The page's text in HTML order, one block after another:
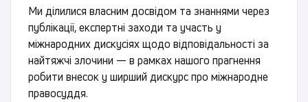
Ми ділилися власним досвідом та знаннями через
публікації, експертні заходи та участь у
міжнародних дискусіях щодо відповідальності за
найтяжчі злочини — в рамках нашого прагнення
робити внесок у ширший дискурс про міжнародне
правосуддя.